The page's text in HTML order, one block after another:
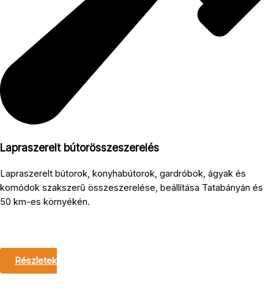
Lapraszerelt bútorösszeszerelés
Lapraszerelt bútorok, konyhabútorok, gardróbok, ágyak és
komódok szakszerű összeszerelése, beállítása Tatabányán és
50 km-es környékén.
Részletek